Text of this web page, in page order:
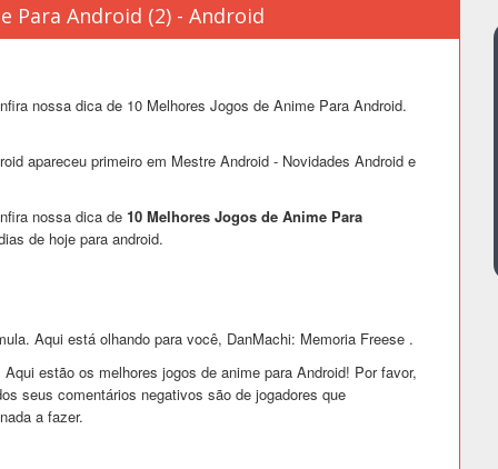
Para Android (2) - Android
nossa dica de 10 Melhores Jogos de Anime Para Android.
apareceu primeiro em Mestre Android - Novidades Android e
nossa dica de 10 Melhores Jogos de Anime Para
de hoje para android.
Aqui está olhando para você, DanMachi: Memoria Freese .
estão os melhores jogos de anime para Android! Por favor,
seus comentários negativos são de jogadores que
a fazer.